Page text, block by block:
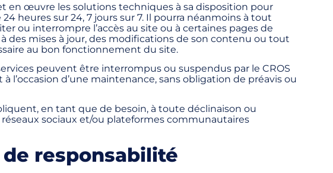
en œuvre les solutions techniques à sa disposition pour
heures sur 24, 7 jours sur 7. Il pourra néanmoins à tout
ou interrompre l’accès au site ou à certaines pages de
des mises à jour, des modifications de son contenu ou tout
au bon fonctionnement du site.
peuvent être interrompus ou suspendus par le CROS
l’occasion d’une maintenance, sans obligation de préavis ou
en tant que de besoin, à toute déclinaison ou
sociaux et/ou plateformes communautaires
responsabilité